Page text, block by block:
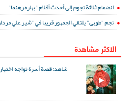
انضمام ثلاثة نجوم إلى أحدث أفلام "بهاره رهنما"
نجم "طوبى" يلتقي الجمهور قريبا في "شير علي
الاكثر مشاهدة
شاهد: قصة أسرة تواجه